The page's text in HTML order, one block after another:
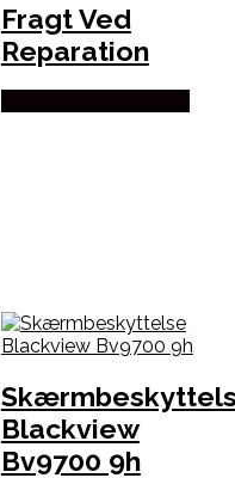
Fragt Ved
Reparation
Blackview
Bv9700 9h